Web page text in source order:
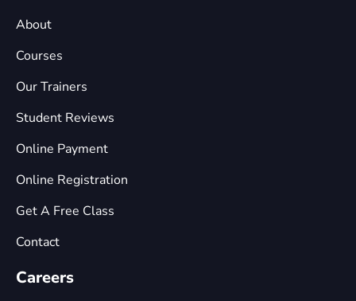
About
Courses
Our Trainers
Student Reviews
Online Payment
Online Registration
Get A Free Class
Contact
Careers